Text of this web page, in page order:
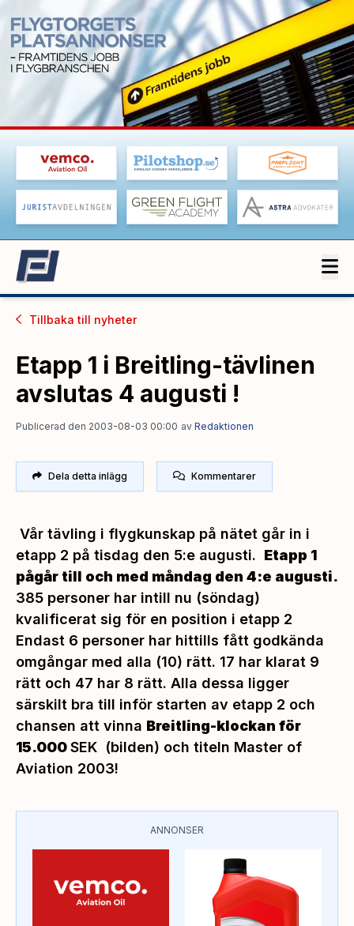
Tillbaka till nyheter
Etapp 1 i Breitling-tävlinen
avslutas 4 augusti !
Publicerad den 2003-08-03 00:00 av Redaktionen
Dela detta inlägg Kommentarer
Vår tävling i flygkunskap på nätet går in i
etapp 2 på tisdag den 5:e augusti. Etapp 1
pågår till och med måndag den 4:e augusti.
385 personer har intill nu (söndag)
kvalificerat sig för en position i etapp 2
Endast 6 personer har hittills fått godkända
omgångar med alla (10) rätt. 17 har klarat 9
rätt och 47 har 8 rätt. Alla dessa ligger
särskilt bra till inför starten av etapp 2 och
chansen att vinna Breitling-klockan för
15.000SEK (bilden) och titeln Master of
Aviation 2003!
ANNONSER